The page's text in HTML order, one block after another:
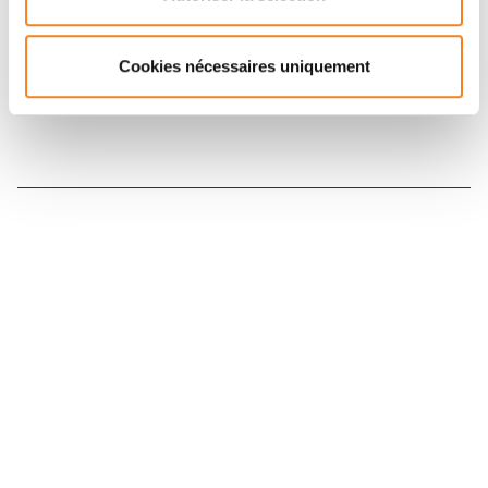
Cookies nécessaires uniquement
Inscrivez-vous à la newsletter